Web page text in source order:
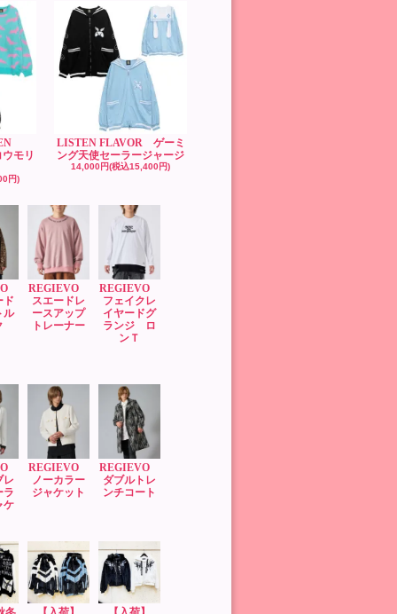
モリ
円)
LISTEN FLAVOR ゲーミ
ング天使セーラージャージ
14,000円(税込15,400円)
ド
ル
REGIEVO
スエードレ
ースアップ
トレーナー
REGIEVO
フェイクレ
イヤードグ
ランジ ロ
ンＴ
レ
ラ
ケ
REGIEVO
ノーカラー
ジャケット
REGIEVO
ダブルトレ
ンチコート